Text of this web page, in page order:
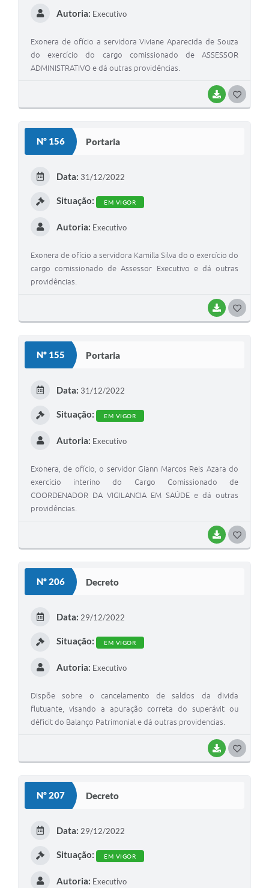
BAIXAR
Autoria: Executivo
Exonera de ofício a servidora Viviane Aparecida de Souza
do exercício do cargo comissionado de ASSESSOR
ADMINISTRATIVO e dá outras providências.
Nº 156 Portaria
BAIXAR
Data: 31/12/2022
Situação: EM VIGOR
Autoria: Executivo
Exonera de ofício a servidora Kamilla Silva do o exercício do
cargo comissionado de Assessor Executivo e dá outras
providências.
Nº 155 Portaria
BAIXAR
Data: 31/12/2022
Situação: EM VIGOR
Autoria: Executivo
Exonera, de ofício, o servidor Giann Marcos Reis Azara do
exercício interino do Cargo Comissionado de
COORDENADOR DA VIGILANCIA EM SAÚDE e dá outras
providências.
Nº 206 Decreto
BAIXAR
Data: 29/12/2022
Situação: EM VIGOR
Autoria: Executivo
Dispõe sobre o cancelamento de saldos da divida
flutuante, visando a apuração correta do superávit ou
déficit do Balanço Patrimonial e dá outras providencias.
Nº 207 Decreto
Data: 29/12/2022
Situação: EM VIGOR
Autoria: Executivo